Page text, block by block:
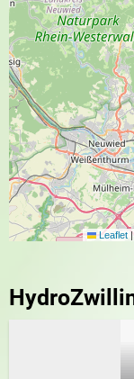
Leaflet |